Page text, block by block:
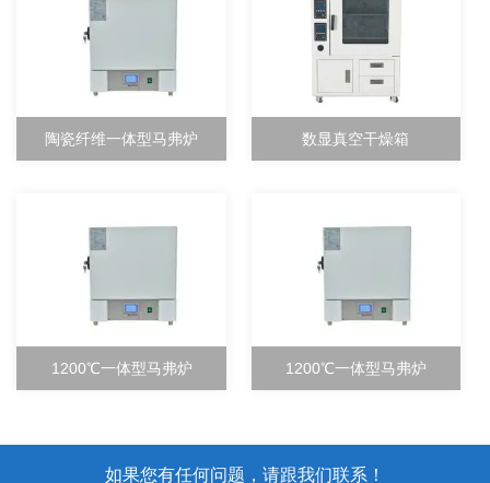
陶瓷纤维一体型马弗炉 数显真空干燥箱
1200℃一体型马弗炉 1200℃一体型马弗炉
如果您有任何问题，请跟我们联系！